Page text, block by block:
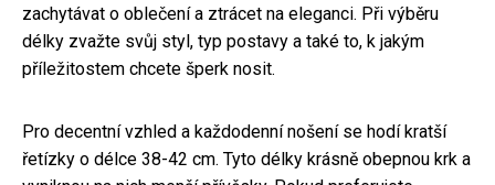
zachytávat o oblečení a ztrácet na eleganci. Při výběru
délky zvažte svůj styl, typ postavy a také to, k jakým
příležitostem chcete šperk nosit.
Pro decentní vzhled a každodenní nošení se hodí kratší
řetízky o délce 38-42 cm. Tyto délky krásně obepnou krk a